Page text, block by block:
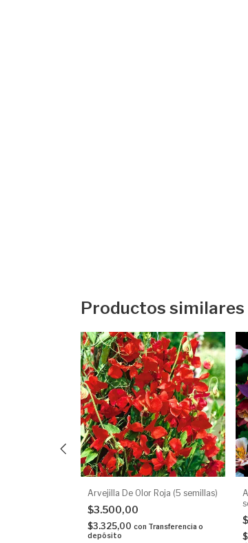
Productos similares
Arvejilla De Olor Roja (5 semillas)
$3.500,00
$3.325,00 con Transferencia o
depósito